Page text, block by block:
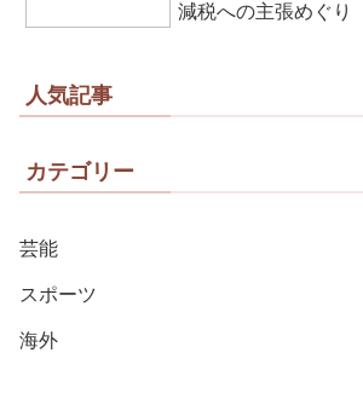
減税への主張めぐり
人気記事
カテゴリー
芸能
スポーツ
海外